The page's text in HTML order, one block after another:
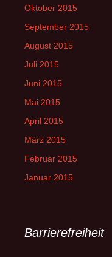
Oktober 2015
September 2015
August 2015
Juli 2015
Juni 2015
Mai 2015
April 2015
März 2015
Februar 2015
Januar 2015
Barrierefreiheit